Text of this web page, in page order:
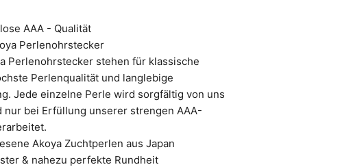
AAA - Qualität
Perlenohrstecker
Perlenohrstecker stehen für klassische
Perlenqualität und langlebige
Jede einzelne Perle wird sorgfältig von uns
nur bei Erfüllung unserer strengen AAA-
Akoya Zuchtperlen aus Japan
& nahezu perfekte Rundheit